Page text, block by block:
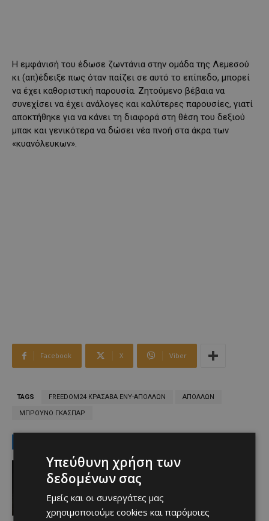
Η εμφάνισή του έδωσε ζωντάνια στην ομάδα της Λεμεσού
κι (απ)έδειξε πως όταν παίζει σε αυτό το επίπεδο, μπορεί
να έχει καθοριστική παρουσία. Ζητούμενο βέβαια να
συνεχίσει να έχει ανάλογες και καλύτερες παρουσίες, γιατί
αποκτήθηκε για να κάνει τη διαφορά στη θέση του δεξιού
μπακ και γενικότερα να δώσει νέα πνοή στα άκρα των
«κυανόλευκων».
Facebook X Viber
TAGS FREEDOM24 ΚΡΑΣΑΒΑ ΕΝΥ-ΑΠΟΛΛΩΝ ΑΠΟΛΛΩΝ
ΜΠΡΟΥΝΟ ΓΚΑΣΠΑΡ
Aφιερώματα
Οι λαγοκέφαλοι μας απειλούν!
08/08/2026
Υπεύθυνη χρήση των
δεδομένων σας
Εμείς και οι συνεργάτες μας
χρησιμοποιούμε cookies και παρόμοιες